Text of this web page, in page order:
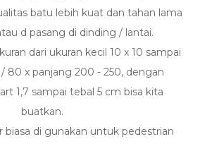
batu lebih kuat dan tahan lama
d pasang di dinding / lantai.
dari ukuran kecil 10 x 10 sampai
80 x panjang 200 - 250, dengan
1,7 sampai tebal 5 cm bisa kita
buatkan.
biasa di gunakan untuk pedestrian